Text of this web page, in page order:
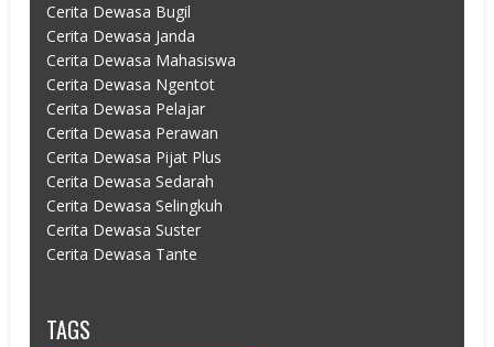
Cerita Dewasa Bugil
Cerita Dewasa Janda
Cerita Dewasa Mahasiswa
Cerita Dewasa Ngentot
Cerita Dewasa Pelajar
Cerita Dewasa Perawan
Cerita Dewasa Pijat Plus
Cerita Dewasa Sedarah
Cerita Dewasa Selingkuh
Cerita Dewasa Suster
Cerita Dewasa Tante
TAGS